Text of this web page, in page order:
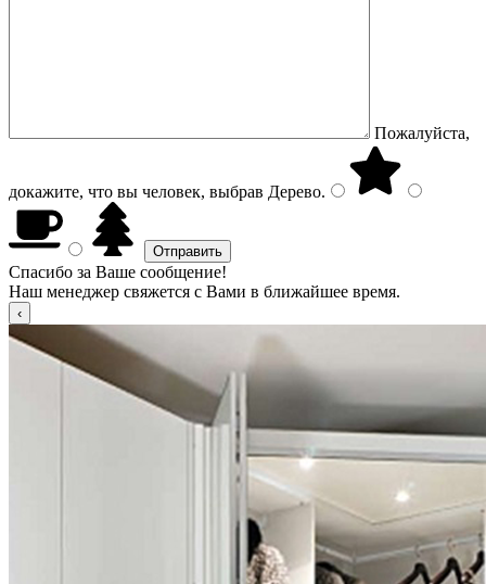
Пожалуйста,
докажите, что вы человек, выбрав Дерево.
Спасибо за Ваше сообщение!
Наш менеджер свяжется с Вами в ближайшее время.